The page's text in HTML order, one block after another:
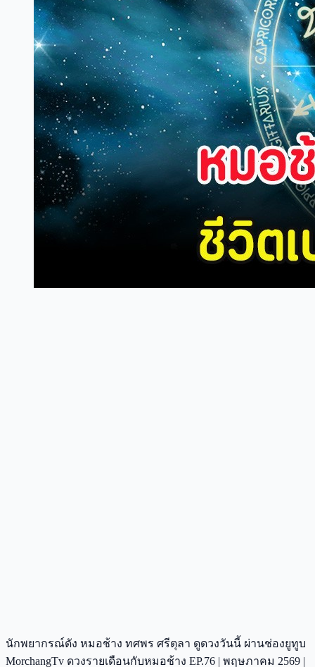
นักพยากรณ์ดัง หมอช้าง ทศพร ศรีตุลา ดูดวงวันนี้ ผ่านช่องยูทูบ
MorchangTv ดวงรายเดือนกับหมอช้าง EP.76 | พฤษภาคม 2569 |